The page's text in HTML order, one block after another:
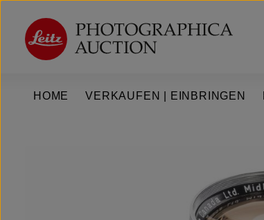
Hauptinhalt springen
Zur Hauptnavigation springen
HOME VERKAUFEN | EINBRINGEN